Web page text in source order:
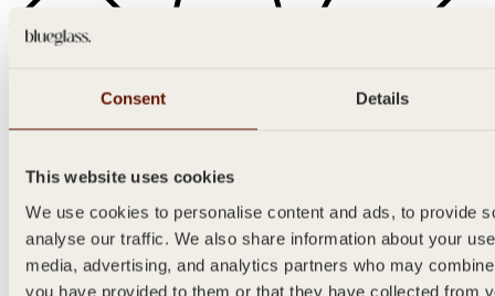
Consent Details
This website uses cookies
We use cookies to personalise content and ads, to provide
analyse our traffic. We also share information about your
media, advertising, and analytics partners who may
you have provided to them or that they have collected from